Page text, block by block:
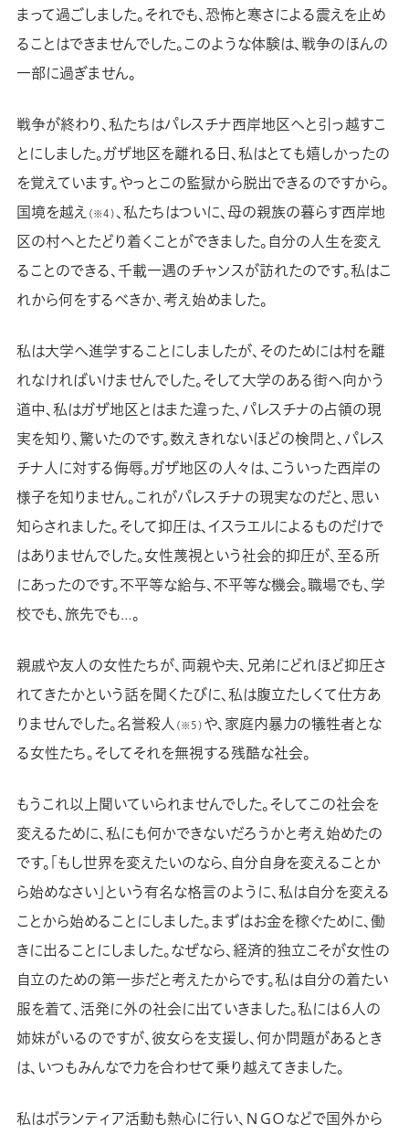
まって過ごしました。それでも、恐怖と寒さによる震えを止め
ることはできませんでした。このような体験は、戦争のほんの
一部に過ぎません。
戦争が終わり、私たちはパレスチナ西岸地区へと引っ越すこ
とにしました。ガザ地区を離れる日、私はとても嬉しかったの
を覚えています。やっとこの監獄から脱出できるのですから。
国境を越え（※４）、私たちはついに、母の親族の暮らす西岸地
区の村へとたどり着くことができました。自分の人生を変え
ることのできる、千載一遇のチャンスが訪れたのです。私はこ
れから何をするべきか、考え始めました。
私は大学へ進学することにしましたが、そのためには村を離
れなければいけませんでした。そして大学のある街へ向かう
道中、私はガザ地区とはまた違った、パレスチナの占領の現
実を知り、驚いたのです。数えきれないほどの検問と、パレス
チナ人に対する侮辱。ガザ地区の人々は、こういった西岸の
様子を知りません。これがパレスチナの現実なのだと、思い
知らされました。そして抑圧は、イスラエルによるものだけで
はありませんでした。女性蔑視という社会的抑圧が、至る所
にあったのです。不平等な給与、不平等な機会。職場でも、学
校でも、旅先でも…。
親戚や友人の女性たちが、両親や夫、兄弟にどれほど抑圧さ
れてきたかという話を聞くたびに、私は腹立たしくて仕方あ
りませんでした。名誉殺人（※５）や、家庭内暴力の犠牲者とな
る女性たち。そしてそれを無視する残酷な社会。
もうこれ以上聞いていられませんでした。そしてこの社会を
変えるために、私にも何かできないだろうかと考え始めたの
です。「もし世界を変えたいのなら、自分自身を変えることか
ら始めなさい」という有名な格言のように、私は自分を変える
ことから始めることにしました。まずはお金を稼ぐために、働
きに出ることにしました。なぜなら、経済的独立こそが女性の
自立のための第一歩だと考えたからです。私は自分の着たい
服を着て、活発に外の社会に出ていきました。私には６人の
姉妹がいるのですが、彼女らを支援し、何か問題があるとき
は、いつもみんなで力を合わせて乗り越えてきました。
私はボランティア活動も熱心に行い、ＮＧＯなどで国外から